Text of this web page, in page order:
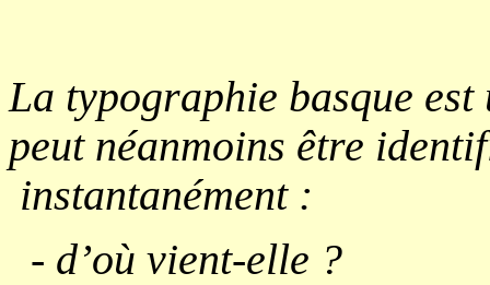
La typographie basque
peut néanmoins être
instantanément :
- d’où vient-elle ?